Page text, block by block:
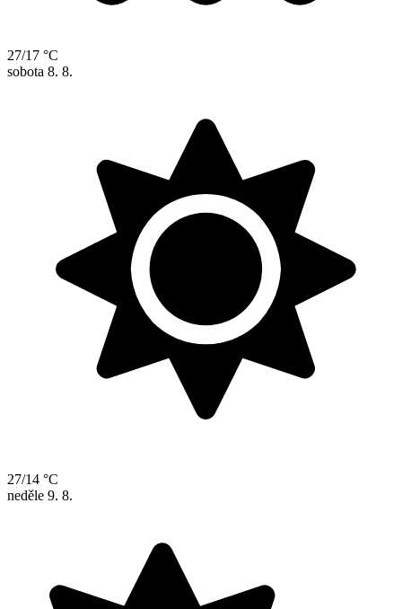
27/17 °C
sobota 8. 8.
27/14 °C
neděle 9. 8.